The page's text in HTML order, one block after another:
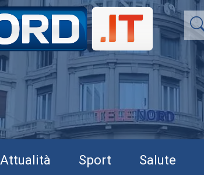
Attualità Sport Salute